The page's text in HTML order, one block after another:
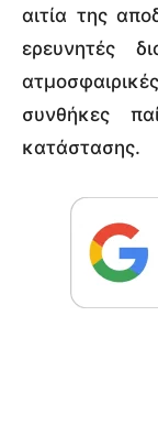
αιτία της
ερευνητές
συνθήκες
κατάστασης.